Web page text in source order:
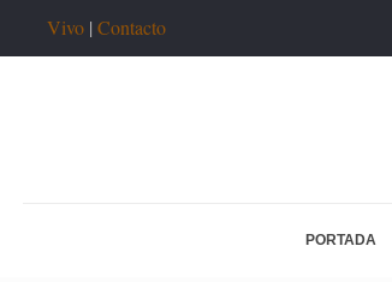
Vivo | Contacto
PORTADA